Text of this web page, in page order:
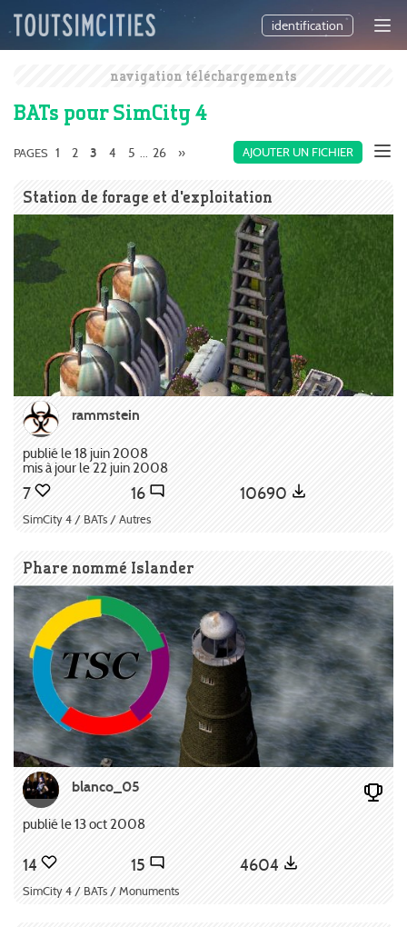
identification
navigation téléchargements
BATs pour SimCity 4
AJOUTER UN FICHIER
PAGES 1 2 3 4 5 ... 26 »
Station de forage et d’exploitation
rammstein
publié le 18 juin 2008
mis à jour le 22 juin 2008
7 16 10690
SimCity 4 / BATs / Autres
Phare nommé Islander
blanco_05
publié le 13 oct 2008
14 15 4604
SimCity 4 / BATs / Monuments